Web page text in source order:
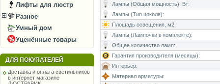
Лифты для люстр
Разное
Умный дом
Уценённые товары
ДЛЯ ПОКУПАТЕЛЕЙ
Доставка и оплата светильников
в интернет магазине
Лампы (Общая мощность), Вт:
Лампы (Тип цоколя):
Площадь освещения, м2:
Лампы (Лампочки в комплекте):
Общее количество ламп:
Гарантия производителя (месяцы):
Интерьер:
Материал арматуры: